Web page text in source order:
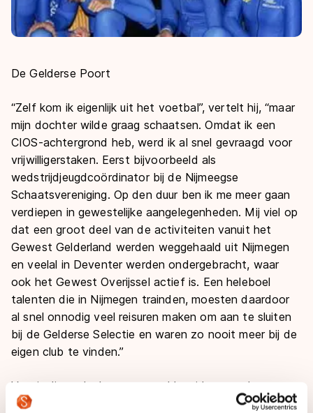
De Gelderse Poort
“Zelf kom ik eigenlijk uit het voetbal”, vertelt hij, “maar
mijn dochter wilde graag schaatsen. Omdat ik een
CIOS-achtergrond heb, werd ik al snel gevraagd voor
vrijwilligerstaken. Eerst bijvoorbeeld als
wedstrijdjeugdcoördinator bij de Nijmeegse
Schaatsvereniging. Op den duur ben ik me meer gaan
verdiepen in gewestelijke aangelegenheden. Mij viel op
dat een groot deel van de activiteiten vanuit het
Gewest Gelderland werden weggehaald uit Nijmegen
en veelal in Deventer werden ondergebracht, waar
ook het Gewest Overijssel actief is. Een heleboel
talenten die in Nijmegen trainden, moesten daardoor
al snel onnodig veel reisuren maken om aan te sluiten
bij de Gelderse Selectie en waren zo nooit meer bij de
eigen club te vinden.”
Vanuit die gedachte ontstond het idee van de
Gelderse Poort, een moderne variant op de